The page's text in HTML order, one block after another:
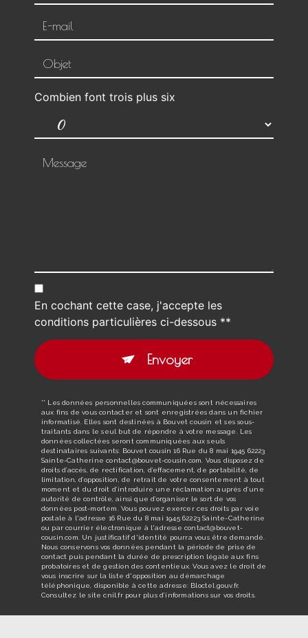
Combien font trois plus six
En cochant cette case, j'accepte les
conditions particulières ci-dessous **
Envoyer
** Les données personnelles communiquées sont nécessaires
aux fins de vous contacter et sont enregistrées dans un fichier
informatisé. Elles sont destinées à Bouvet cousin et ses sous-
traitants dans le seul but de répondre à votre message. Les
données collectées seront communiquées aux seuls
destinataires suivants: Bouvet cousin 16 Rue du 8 mai 1945 62223
Sainte-Catherine contact@bouvet-cousin.com. Vous disposez de
droits d’accès, de rectification, d’effacement, de portabilité, de
limitation, d’opposition, de retrait de votre consentement à tout
moment et du droit d’introduire une réclamation auprès d’une
autorité de contrôle, ainsi que d’organiser le sort de vos
données post-mortem. Vous pouvez exercer ces droits par voie
postale à l'adresse 16 Rue du 8 mai 1945 62223 Sainte-Catherine
ou par courrier électronique à l'adresse contact@bouvet-
cousin.com. Un justificatif d'identité pourra vous être demandé.
Nous conservons vos données pendant la période de prise de
contact puis pendant la durée de prescription légale aux fins
probatoires et de gestion des contentieux. Vous avez le droit de
vous inscrire sur la liste d'opposition au démarchage
téléphonique, disponible à cette adresse: Bloctel.gouv.fr.
Consultez le site cnil.fr pour plus d’informations sur vos droits.